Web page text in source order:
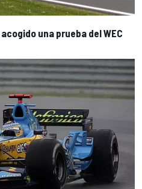
una prueba del WEC